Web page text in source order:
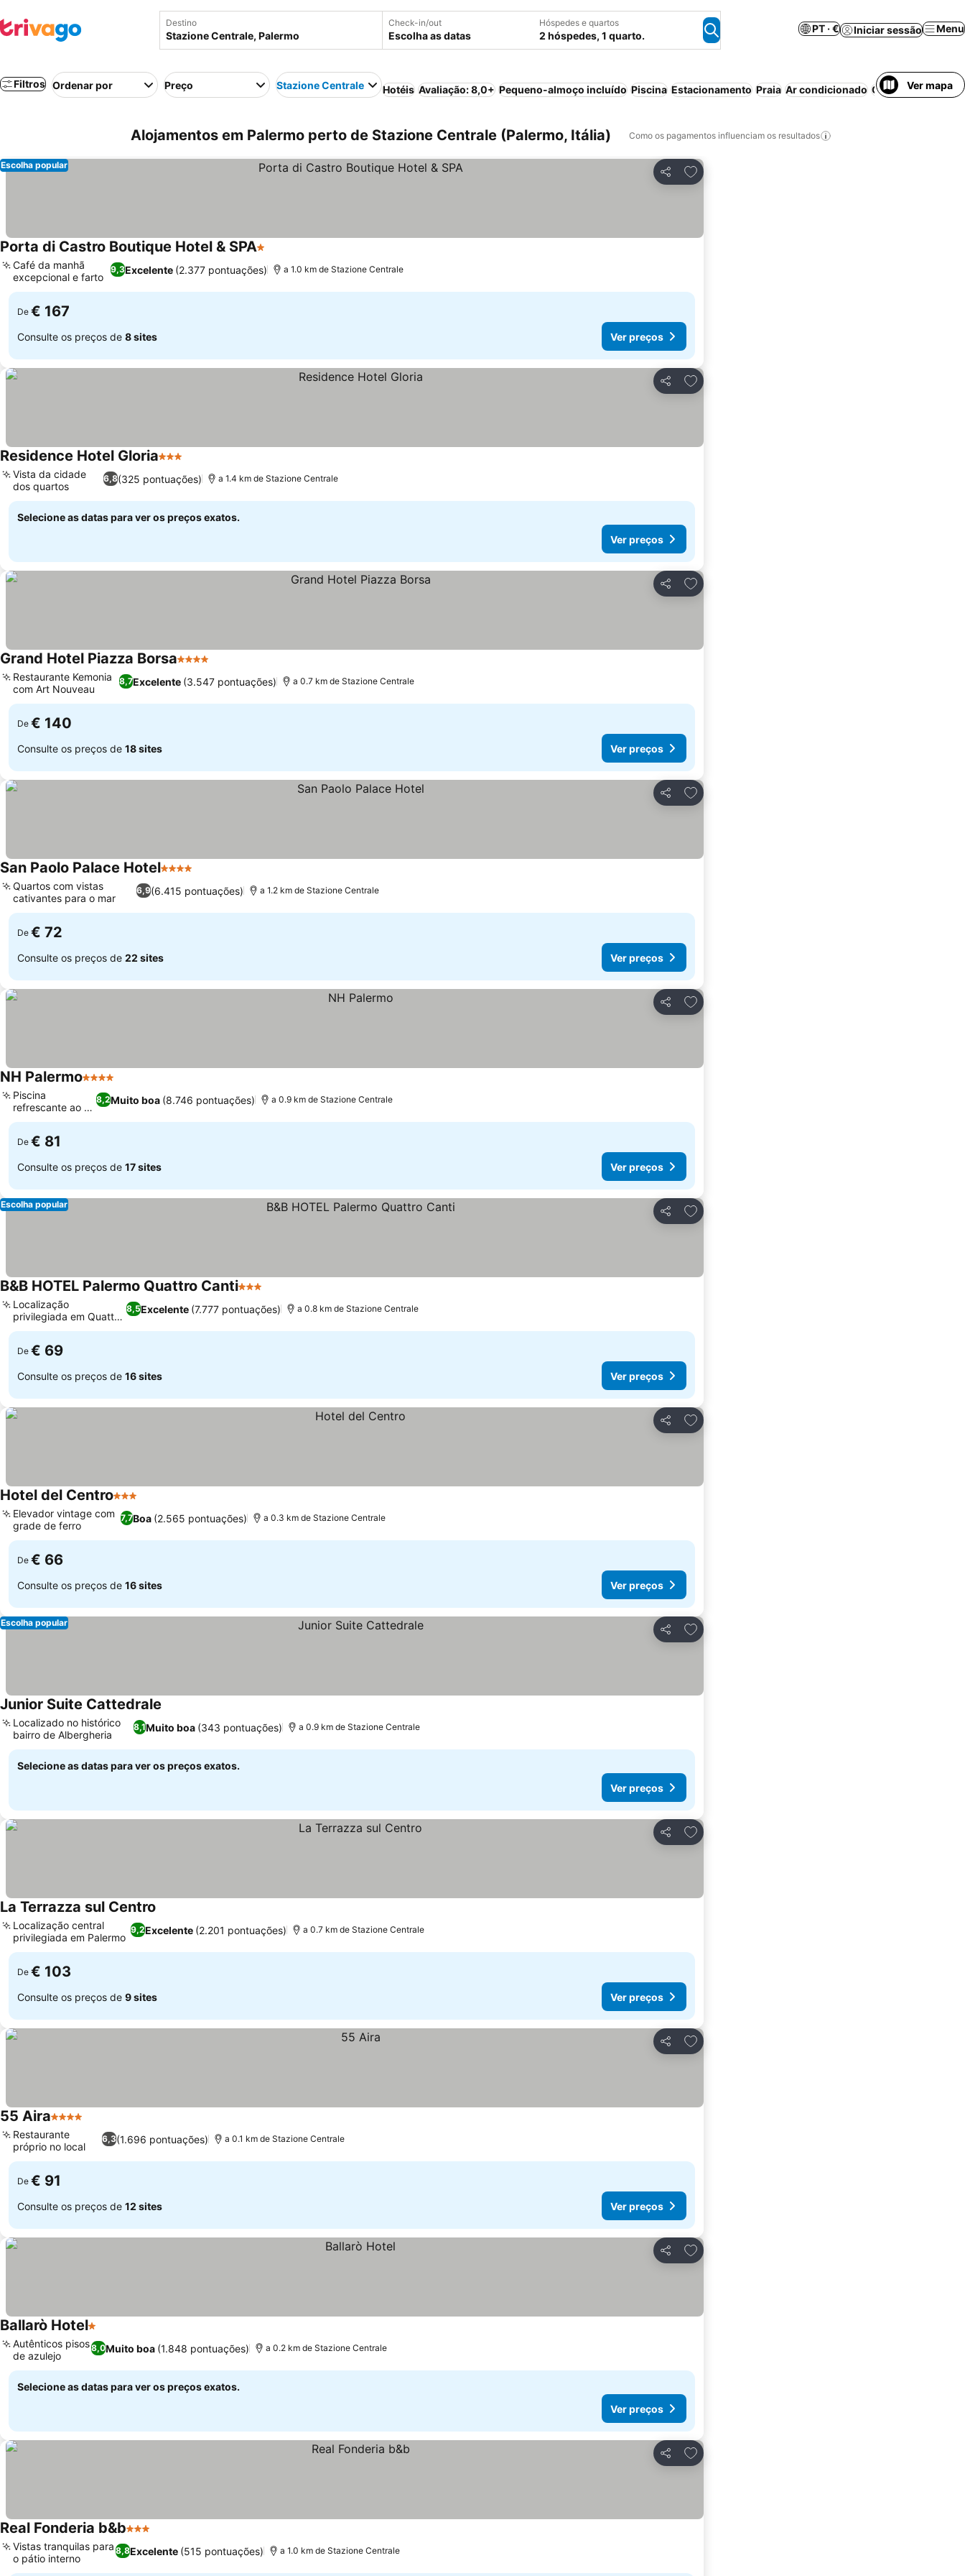
Destino Check-in/out
Escolha as datas
Hóspedes e quartos
2 hóspedes, 1 quarto.
PT · € Iniciar sessão Menu
Filtros Ordenar por Preço Stazione Centrale Hotéis Avaliação: 8,0+ Pequeno-almoço incluído Piscina Estacionamento Praia Ar condicionado Cancelamento
Ver mapa
Alojamentos em Palermo perto de Stazione Centrale (Palermo, Itália) Como os pagamentos influenciam os resultados
Partilhar
Adicionar aos favoritos
Escolha popular
Porta di Castro Boutique Hotel & SPA1 Estrelas
9,3Excelente (2.377 pontuações)
Café da manhã
excepcional e farto
a 1.0 km de Stazione Centrale
De € 167
Consulte os preços de 8 sites Ver preços
Partilhar
Adicionar aos favoritos
Residence Hotel Gloria3 Estrelas
6,8(325 pontuações)
Vista da cidade
dos quartos
a 1.4 km de Stazione Centrale
Selecione as datas para ver os preços exatos.
Ver preços
Partilhar
Adicionar aos favoritos
Grand Hotel Piazza Borsa4 Estrelas
8,7Excelente (3.547 pontuações)
Restaurante Kemonia
com Art Nouveau
a 0.7 km de Stazione Centrale
De € 140
Consulte os preços de 18 sites Ver preços
Partilhar
Adicionar aos favoritos
San Paolo Palace Hotel4 Estrelas
6,9(6.415 pontuações)
Quartos com vistas
cativantes para o mar
a 1.2 km de Stazione Centrale
De € 72
Consulte os preços de 22 sites Ver preços
Partilhar
Adicionar aos favoritos
NH Palermo4 Estrelas
8,2Muito boa (8.746 pontuações)
Piscina
refrescante ao ar
livre
a 0.9 km de Stazione Centrale
De € 81
Consulte os preços de 17 sites Ver preços
Partilhar
Adicionar aos favoritos
Escolha popular
B&B HOTEL Palermo Quattro Canti3 Estrelas
8,5Excelente (7.777 pontuações)
Localização
privilegiada em Quattro
Canti
a 0.8 km de Stazione Centrale
De € 69
Consulte os preços de 16 sites Ver preços
Partilhar
Adicionar aos favoritos
Hotel del Centro3 Estrelas
7,7Boa (2.565 pontuações)
Elevador vintage com
grade de ferro
a 0.3 km de Stazione Centrale
De € 66
Consulte os preços de 16 sites Ver preços
Partilhar
Adicionar aos favoritos
Escolha popular
Junior Suite Cattedrale
8,1Muito boa (343 pontuações)
Localizado no histórico
bairro de Albergheria
a 0.9 km de Stazione Centrale
Selecione as datas para ver os preços exatos.
Ver preços
Partilhar
Adicionar aos favoritos
La Terrazza sul Centro
9,2Excelente (2.201 pontuações)
Localização central
privilegiada em Palermo
a 0.7 km de Stazione Centrale
De € 103
Consulte os preços de 9 sites Ver preços
Partilhar
Adicionar aos favoritos
55 Aira4 Estrelas
6,3(1.696 pontuações)
Restaurante
próprio no local
a 0.1 km de Stazione Centrale
De € 91
Consulte os preços de 12 sites Ver preços
Partilhar
Adicionar aos favoritos
Ballarò Hotel1 Estrelas
8,0Muito boa (1.848 pontuações)
Autênticos pisos
de azulejo
a 0.2 km de Stazione Centrale
Selecione as datas para ver os preços exatos.
Ver preços
Partilhar
Adicionar aos favoritos
Real Fonderia b&b3 Estrelas
8,8Excelente (515 pontuações)
Vistas tranquilas para
o pátio interno
a 1.0 km de Stazione Centrale